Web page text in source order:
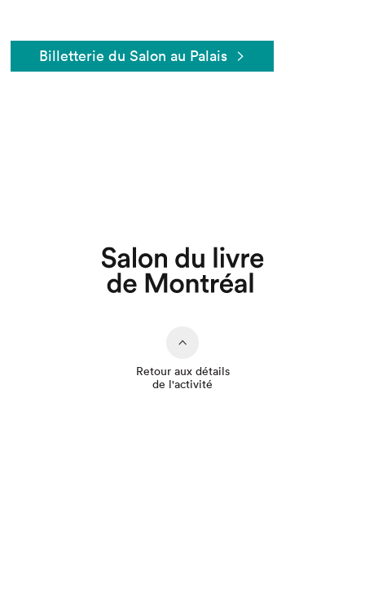
Billetterie du Salon au Palais
Retour aux détails
de l'activité